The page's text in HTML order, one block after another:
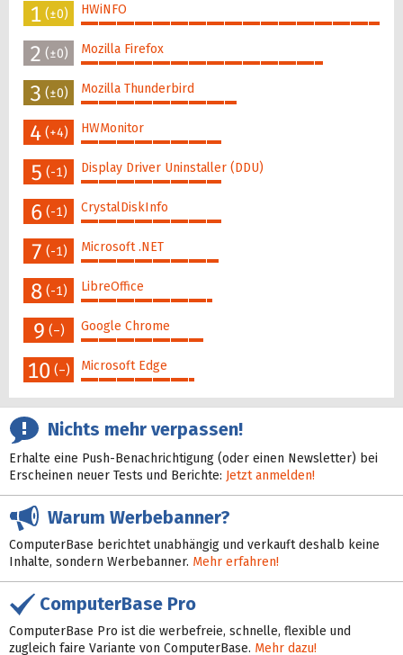
1 (±0) HWiNFO
2 (±0) Mozilla Firefox
3 (±0) Mozilla Thunderbird
4 (+4) HWMonitor
5 (-1) Display Driver Uninstaller (DDU)
6 (-1) CrystalDiskInfo
7 (-1) Microsoft .NET
8 (-1) LibreOffice
9 (–) Google Chrome
10 (–) Microsoft Edge
Nichts mehr verpassen!
Erhalte eine Push-Benachrichtigung (oder einen Newsletter) bei
Erscheinen neuer Tests und Berichte: Jetzt anmelden!
Warum Werbebanner?
ComputerBase berichtet unabhängig und verkauft deshalb keine
Inhalte, sondern Werbebanner. Mehr erfahren!
ComputerBase Pro
ComputerBase Pro ist die werbefreie, schnelle, flexible und
zugleich faire Variante von ComputerBase. Mehr dazu!